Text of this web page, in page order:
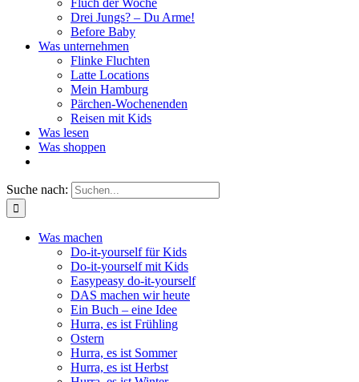
Fluch der Woche
Drei Jungs? – Du Arme!
Before Baby
Was unternehmen
Flinke Fluchten
Latte Locations
Mein Hamburg
Pärchen-Wochenenden
Reisen mit Kids
Was lesen
Was shoppen
Suche nach:
Was machen
Do-it-yourself für Kids
Do-it-yourself mit Kids
Easypeasy do-it-yourself
DAS machen wir heute
Ein Buch – eine Idee
Hurra, es ist Frühling
Ostern
Hurra, es ist Sommer
Hurra, es ist Herbst